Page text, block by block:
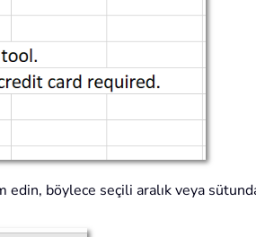
edin, böylece seçili aralık veya